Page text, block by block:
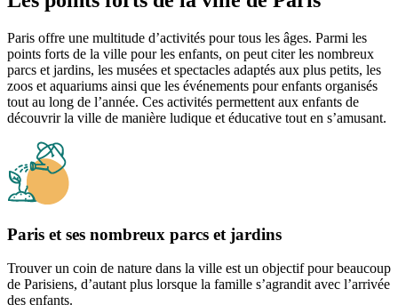
Paris offre une multitude d’activités pour tous les âges. Parmi les
points forts de la ville pour les enfants, on peut citer les nombreux
parcs et jardins, les musées et spectacles adaptés aux plus petits, les
zoos et aquariums ainsi que les événements pour enfants organisés
tout au long de l’année. Ces activités permettent aux enfants de
découvrir la ville de manière ludique et éducative tout en s’amusant.
Paris et ses nombreux parcs et jardins
Trouver un coin de nature dans la ville est un objectif pour beaucoup
de Parisiens, d’autant plus lorsque la famille s’agrandit avec l’arrivée
des enfants.